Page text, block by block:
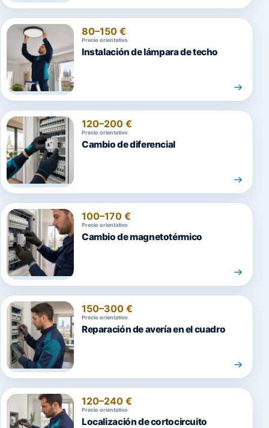
80–150 €
Precio orientativo
Instalación de lámpara de techo
120–200 €
Precio orientativo
Cambio de diferencial
100–170 €
Precio orientativo
Cambio de magnetotérmico
150–300 €
Precio orientativo
Reparación de avería en el cuadro
120–240 €
Precio orientativo
Localización de cortocircuito